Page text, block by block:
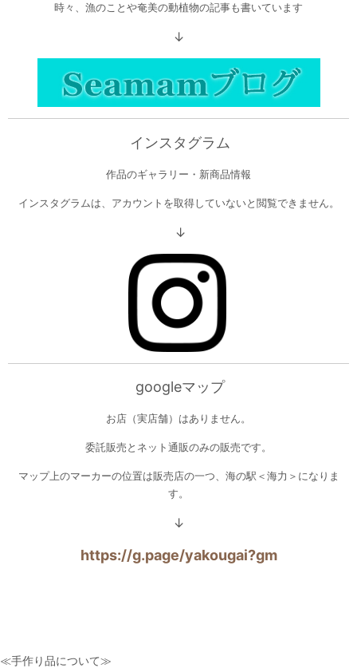
時々、漁のことや奄美の動植物の記事も書いています
↓
インスタグラム
作品のギャラリー・新商品情報
インスタグラムは、アカウントを取得していないと閲覧できません。
↓
googleマップ
お店（実店舗）はありません。
委託販売とネット通販のみの販売です。
マップ上のマーカーの位置は販売店の一つ、海の駅＜海力＞になりま
す。
↓
https://g.page/yakougai?gm
≪手作り品について≫